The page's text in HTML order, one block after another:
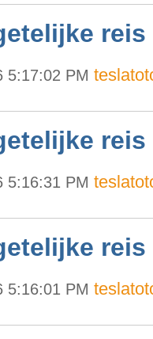
reis
5:17:02 PM
reis
5:16:31 PM
reis
5:16:01 PM